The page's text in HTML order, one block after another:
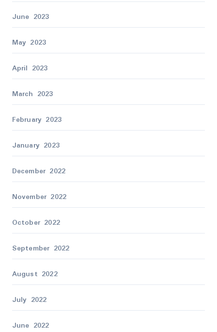
June 2023
May 2023
April 2023
March 2023
February 2023
January 2023
December 2022
November 2022
October 2022
September 2022
August 2022
July 2022
June 2022